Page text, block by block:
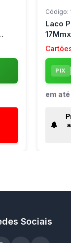
Código:
Laco
PIX
em até
Sociais